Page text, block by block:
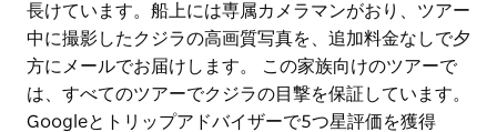
長けています。船上には専属カメラマンがおり、ツアー
中に撮影したクジラの高画質写真を、追加料金なしで夕
方にメールでお届けします。 この家族向けのツアーで
は、すべてのツアーでクジラの目撃を保証しています。
Googleとトリップアドバイザーで5つ星評価を獲得